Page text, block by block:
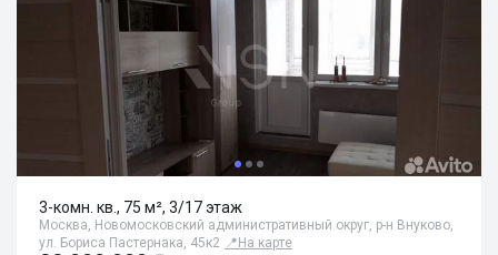
3-комн. кв., 75 м², 3/17 этаж
Москва, Новомосковский административный округ, р-н Внуково,
ул. Бориса Пастернака, 45к2 📍 На карте